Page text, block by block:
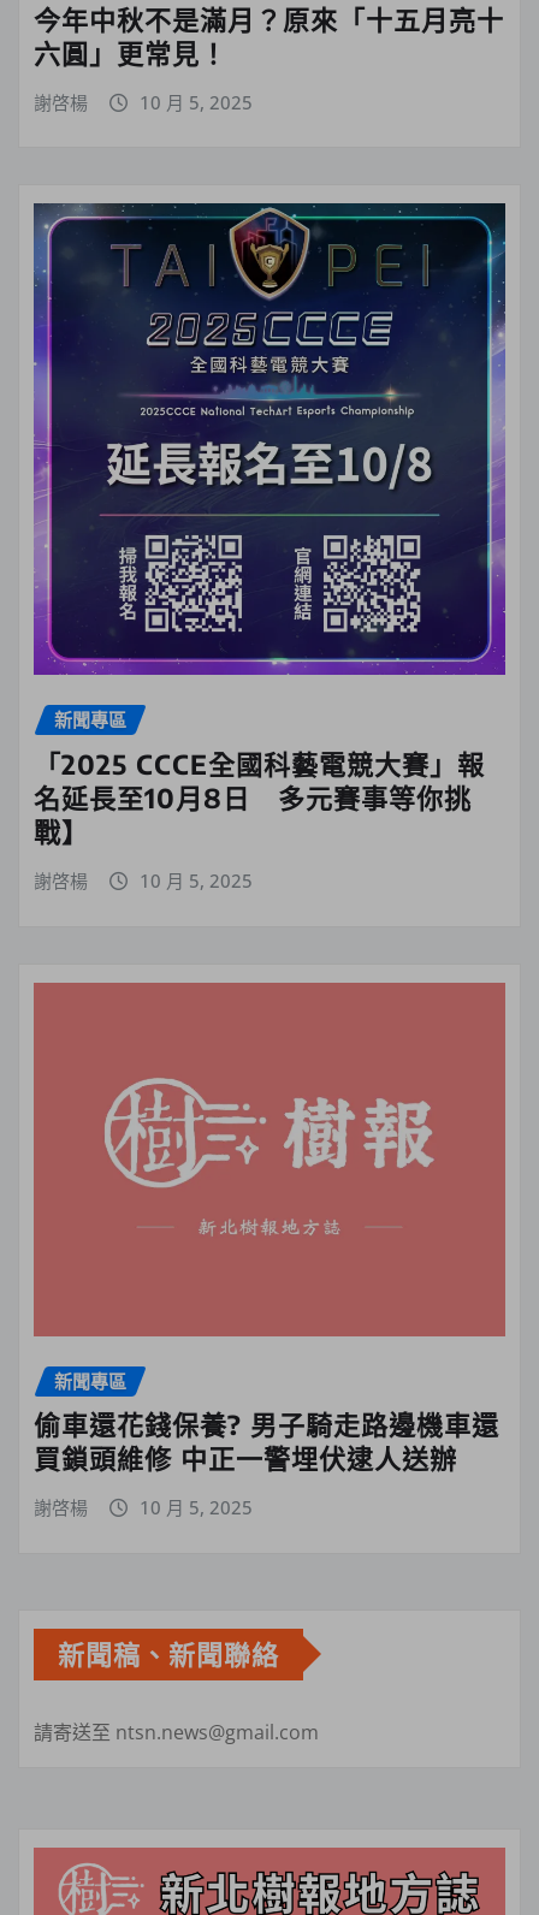
今年中秋不是滿月？原來「十五月亮十
六圓」更常見！
謝啓楊 10 月 5, 2025
新聞專區
「2025 CCCE全國科藝電競大賽」報
名延長至10月8日 多元賽事等你挑
戰】
謝啓楊 10 月 5, 2025
新聞專區
偷車還花錢保養? 男子騎走路邊機車還
買鎖頭維修 中正一警埋伏逮人送辦
謝啓楊 10 月 5, 2025
新聞稿、新聞聯絡
請寄送至 ntsn.news@gmail.com